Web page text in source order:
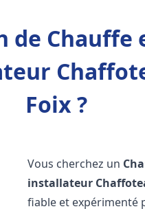
de Chauffe
Foix ?
Vous cherchez un
installateur
fiable et expérimenté